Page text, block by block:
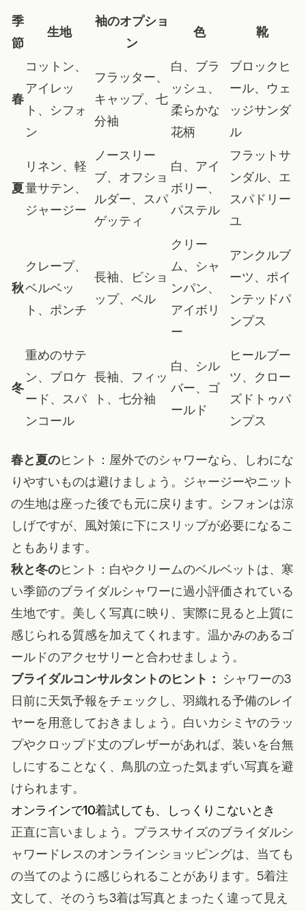
季
節
生地
袖のオプショ
ン
色 靴
春
コットン、
アイレッ
ト、シフォ
ン
フラッター、
キャップ、七
分袖
白、ブラ
ッシュ、
柔らかな
花柄
ブロックヒ
ール、ウェ
ッジサンダ
ル
夏
リネン、軽
量サテン、
ジャージー
ノースリー
ブ、オフショ
ルダー、スパ
ゲッティ
白、アイ
ボリー、
パステル
フラットサ
ンダル、エ
スパドリー
ユ
秋
クレープ、
ベルベッ
ト、ポンチ
長袖、ビショ
ップ、ベル
クリー
ム、シャ
ンパン、
アイボリ
ー
アンクルブ
ーツ、ポイ
ンテッドパ
ンプス
冬
重めのサテ
ン、ブロケ
ード、スパ
ンコール
長袖、フィッ
ト、七分袖
白、シル
バー、ゴ
ールド
ヒールブー
ツ、クロー
ズドトゥパ
ンプス
春と夏のヒント：屋外でのシャワーなら、しわにな
りやすいものは避けましょう。ジャージーやニット
の生地は座った後でも元に戻ります。シフォンは涼
しげですが、風対策に下にスリップが必要になるこ
ともあります。
秋と冬のヒント：白やクリームのベルベットは、寒
い季節のブライダルシャワーに過小評価されている
生地です。美しく写真に映り、実際に見ると上質に
感じられる質感を加えてくれます。温かみのあるゴ
ールドのアクセサリーと合わせましょう。
ブライダルコンサルタントのヒント：
シャワーの3
日前に天気予報をチェックし、羽織れる予備のレイ
ヤーを用意しておきましょう。白いカシミヤのラッ
プやクロップド丈のブレザーがあれば、装いを台無
しにすることなく、鳥肌の立った気まずい写真を避
けられます。
オンラインで10着試しても、しっくりこないとき
正直に言いましょう。プラスサイズのブライダルシ
ャワードレスのオンラインショッピングは、当ても
の当てのように感じられることがあります。5着注
文して、そのうち3着は写真とまったく違って見え